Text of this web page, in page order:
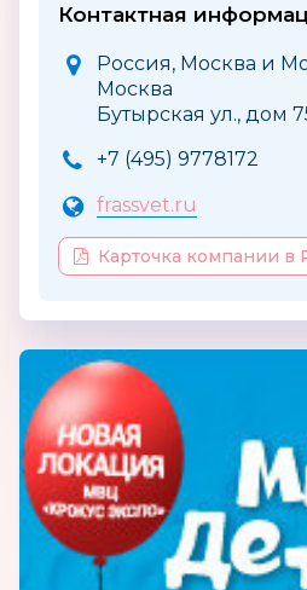
Контактная
Россия, Москва и
Москва
Бутырская ул., дом
+7 (495) 9778172
frassvet.ru
Карточка компании в